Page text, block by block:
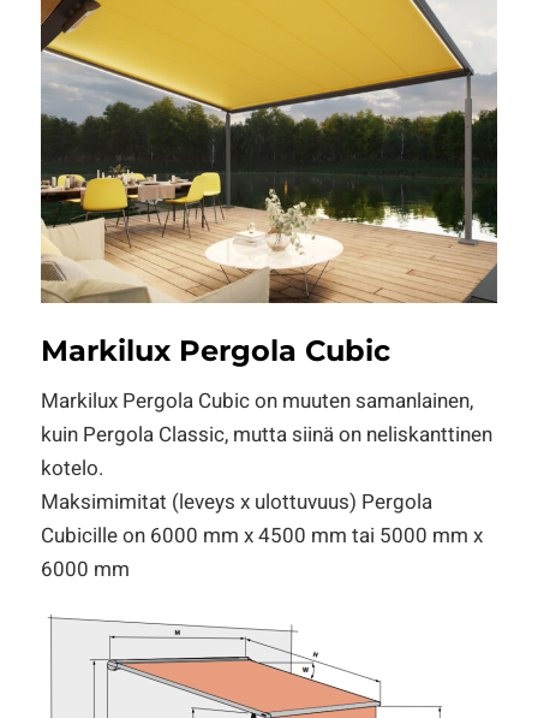
Markilux Pergola Cubic
Markilux Pergola Cubic on muuten samanlainen,
kuin Pergola Classic, mutta siinä on neliskanttinen
kotelo.
Maksimimitat (leveys x ulottuvuus) Pergola
Cubicille on 6000 mm x 4500 mm tai 5000 mm x
6000 mm